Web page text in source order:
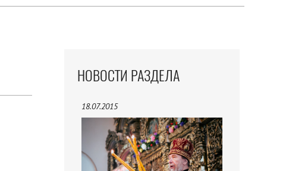
НОВОСТИ РАЗДЕЛА
18.07.2015